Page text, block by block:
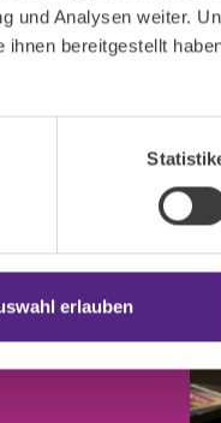
und Analysen weiter.
bereitgestellt
erlauben